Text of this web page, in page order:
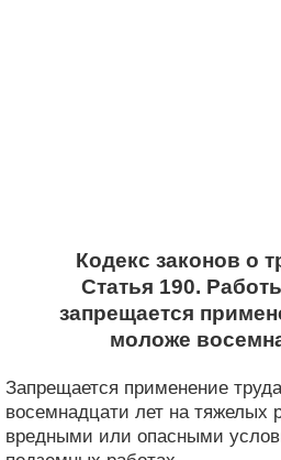
Кодекс законов о
Статья 190.
запрещается
моложе
Запрещается применение
восемнадцати лет на тяжелых
вредными или опасными